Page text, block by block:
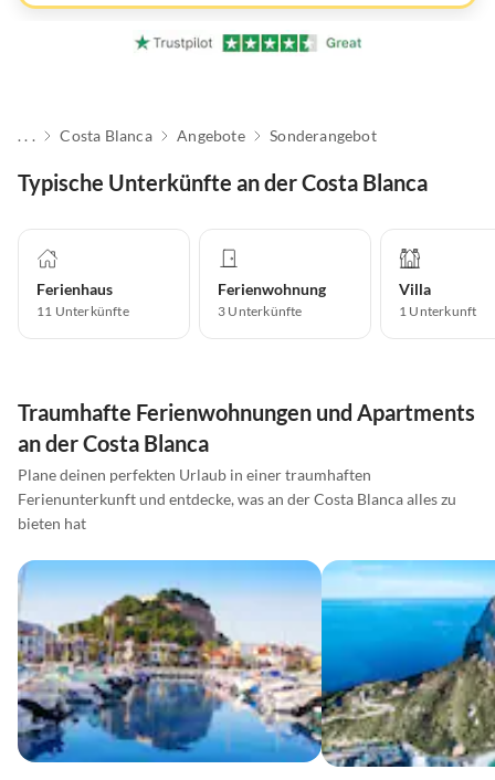
. . . Costa Blanca Angebote Sonderangebot
Typische Unterkünfte an der Costa Blanca
Ferienhaus
11 Unterkünfte
Ferienwohnung
3 Unterkünfte
Villa
1 Unterkunft
Traumhafte Ferienwohnungen und Apartments
an der Costa Blanca
Plane deinen perfekten Urlaub in einer traumhaften
Ferienunterkunft und entdecke, was an der Costa Blanca alles zu
bieten hat